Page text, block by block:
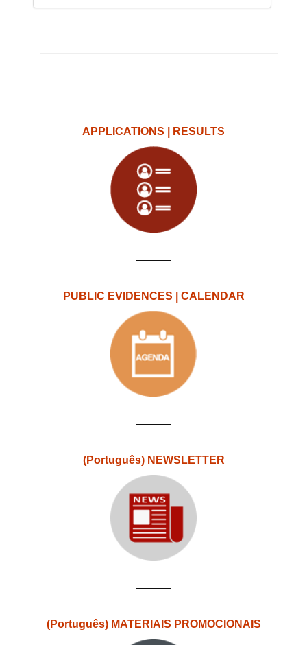
APPLICATIONS | RESULTS
PUBLIC EVIDENCES | CALENDAR
(Português) NEWSLETTER
(Português) MATERIAIS PROMOCIONAIS